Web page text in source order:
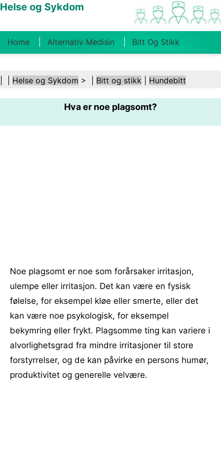
Helse og Sykdom
Home Alternativ Medisin Bitt Og Stikk
Kosthold Og Ernæring Familiehelse
Psykisk Helse Folkehelse Og
Sikkerhet Kirurgi Og Prosedyrer Helse
Helse og Sykdom > | Bitt og stikk Hundebitt
Hva er noe plagsomt?
Noe plagsomt er noe som forårsaker irritasjon,
ulempe eller irritasjon. Det kan være en fysisk
følelse, for eksempel kløe eller smerte, eller det
kan være noe psykologisk, for eksempel
bekymring eller frykt. Plagsomme ting kan variere i
alvorlighetsgrad fra mindre irritasjoner til store
forstyrrelser, og de kan påvirke en persons humør,
produktivitet og generelle velvære.